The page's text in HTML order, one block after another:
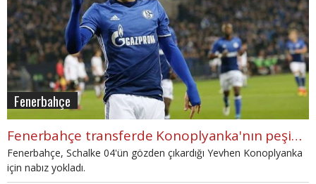
Fenerbahçe
Fenerbahçe transferde Konoplyanka'nın peşinde
Fenerbahçe, Schalke 04'ün gözden çıkardığı Yevhen Konoplyanka
için nabız yokladı.